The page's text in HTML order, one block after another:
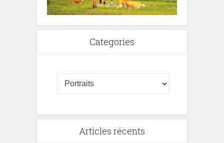
Categories
Articles récents